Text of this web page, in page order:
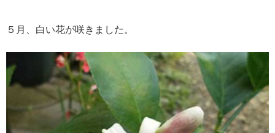
５月、白い花が咲きました。